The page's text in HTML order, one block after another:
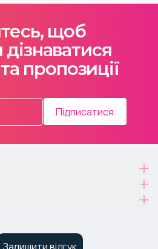
щоб
пропозиції
Підписатися